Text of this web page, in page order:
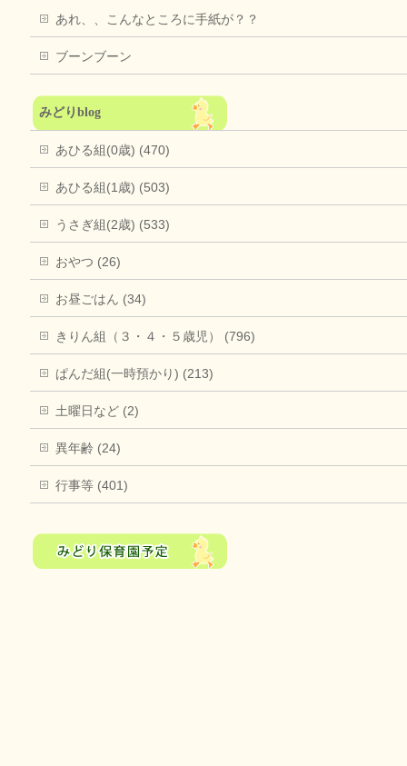
あれ、、こんなところに手紙が？？
ブーンブーン
みどりblog
あひる組(0歳) (470)
あひる組(1歳) (503)
うさぎ組(2歳) (533)
おやつ (26)
お昼ごはん (34)
きりん組（３・４・５歳児） (796)
ぱんだ組(一時預かり) (213)
土曜日など (2)
異年齢 (24)
行事等 (401)